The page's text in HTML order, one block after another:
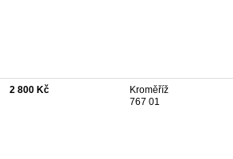
2 800 Kč
Kroměříž
767 01